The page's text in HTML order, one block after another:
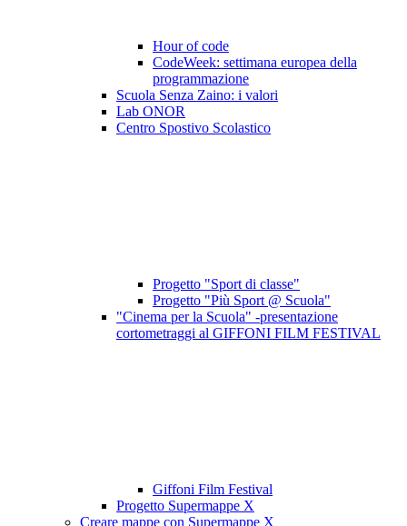
Hour of code
CodeWeek: settimana europea della
programmazione
Scuola Senza Zaino: i valori
Lab ONOR
Centro Spostivo Scolastico
Progetto "Sport di classe"
Progetto "Più Sport @ Scuola"
"Cinema per la Scuola" -presentazione
cortometraggi al GIFFONI FILM FESTIVAL
Giffoni Film Festival
Progetto Supermappe X
Creare mappe con Supermappe X